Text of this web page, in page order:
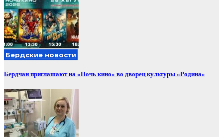
Бердские новости
Бердчан приглашают на «Ночь кино» во дворец культуры «Родина»